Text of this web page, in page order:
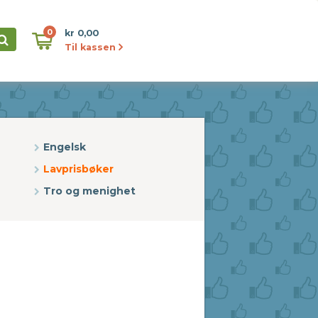
0
kr 0,00
Til kassen
Engelsk
Lavprisbøker
Tro og menighet